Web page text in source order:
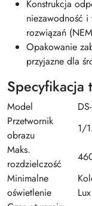
Konstrukcja
niezawodność
rozwiązań
Opakowanie
przyjazne dla
Specyfikacja
Model
Przetwornik
obrazu
1/
Maks.
rozdzielczość
Minimalne
oświetlenie